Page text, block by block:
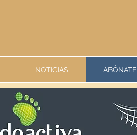
NOTICIAS ABÓNATE